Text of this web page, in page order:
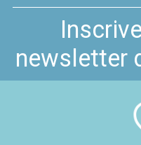
newsletter